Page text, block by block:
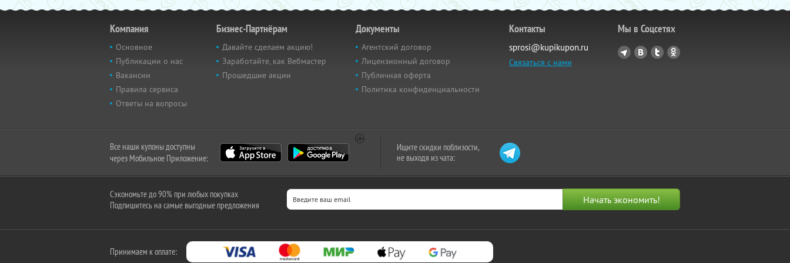
Компания
Основное
Публикации о нас
Вакансии
Правила сервиса
Ответы на вопросы
Бизнес-Партнёрам
Давайте сделаем акцию!
Заработайте, как Вебмастер
Прошедшие акции
Документы
Агентский договор
Лицензионный договор
Публичная оферта
Политика конфиденциальности
Контакты
sprosi@kupikupon.ru
Связаться с нами
Мы в Соцсетях
Все наши купоны доступны
через Мобильное Приложение:
Ищите скидки поблизости,
не выходя из чата:
Сэкономьте до 90% при любых покупках
Подпишитесь на самые выгодные предложения
Принимаем к оплате: